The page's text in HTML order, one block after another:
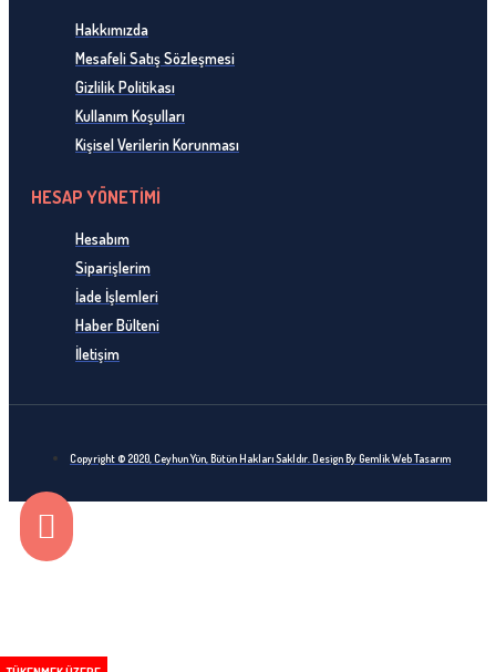
Hakkımızda
Mesafeli Satış Sözleşmesi
Gizlilik Politikası
Kullanım Koşulları
Kişisel Verilerin Korunması
HESAP YÖNETİMİ
Hesabım
Siparişlerim
İade İşlemleri
Haber Bülteni
İletişim
Copyright © 2020, Ceyhun Yün, Bütün Hakları Sakldır. Design By Gemlik Web Tasarım